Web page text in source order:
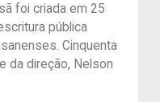
foi criada em 25
pública
Cinquenta
da direção, Nelson